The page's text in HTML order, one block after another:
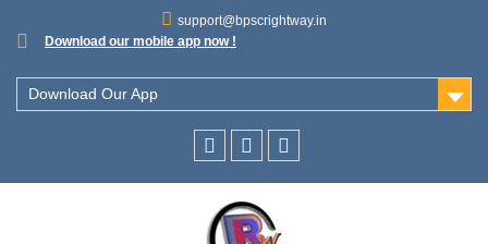
support@bpscrightway.in
Download our mobile app now !
Download Our App